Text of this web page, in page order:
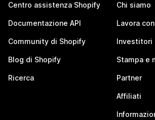
Centro assistenza Shopify
Documentazione API
Community di Shopify
Blog di Shopify
Ricerca
Chi siamo
Lavora
Investitori
Stampa e
Partner
Affiliati